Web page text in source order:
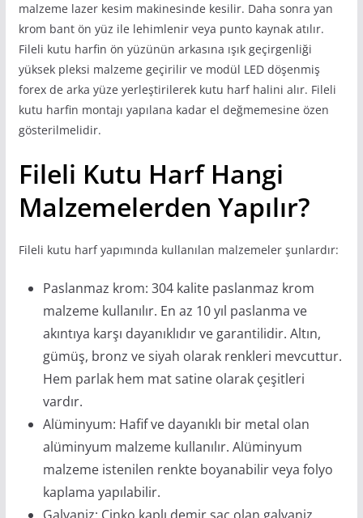
malzeme lazer kesim makinesinde kesilir. Daha sonra yan
krom bant ön yüz ile lehimlenir veya punto kaynak atılır.
Fileli kutu harfin ön yüzünün arkasına ışık geçirgenliği
yüksek pleksi malzeme geçirilir ve modül LED döşenmiş
forex de arka yüze yerleştirilerek kutu harf halini alır. Fileli
kutu harfin montajı yapılana kadar el değmemesine özen
gösterilmelidir.
Fileli Kutu Harf Hangi
Malzemelerden Yapılır?
Fileli kutu harf yapımında kullanılan malzemeler şunlardır:
Paslanmaz krom: 304 kalite paslanmaz krom
malzeme kullanılır. En az 10 yıl paslanma ve
akıntıya karşı dayanıklıdır ve garantilidir. Altın,
gümüş, bronz ve siyah olarak renkleri mevcuttur.
Hem parlak hem mat satine olarak çeşitleri
vardır.
Alüminyum: Hafif ve dayanıklı bir metal olan
alüminyum malzeme kullanılır. Alüminyum
malzeme istenilen renkte boyanabilir veya folyo
kaplama yapılabilir.